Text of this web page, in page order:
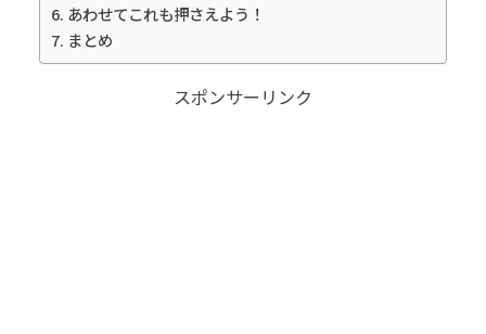
あわせてこれも押さえよう！
まとめ
スポンサーリンク